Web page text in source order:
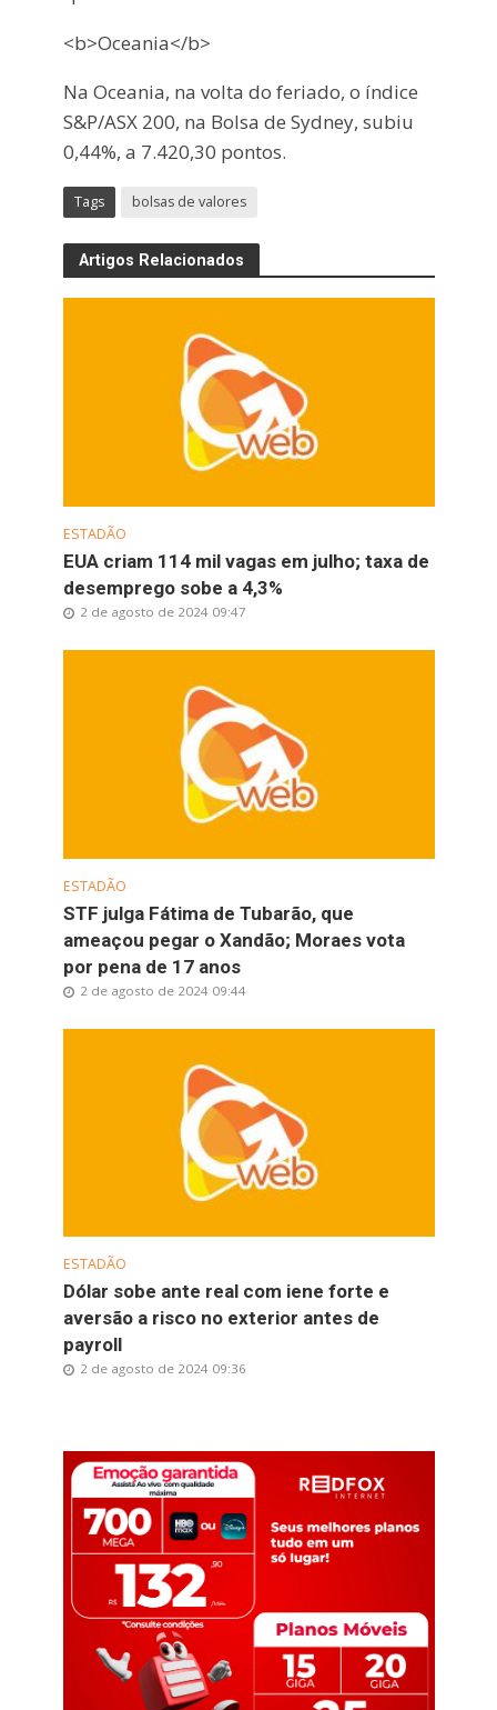
<b>Oceania</b>
Na Oceania, na volta do feriado, o índice
S&P/ASX 200, na Bolsa de Sydney, subiu
0,44%, a 7.420,30 pontos.
Tags bolsas de valores
Artigos Relacionados
ESTADÃO
EUA criam 114 mil vagas em julho; taxa de
desemprego sobe a 4,3%
2 de agosto de 2024 09:47
ESTADÃO
STF julga Fátima de Tubarão, que
ameaçou pegar o Xandão; Moraes vota
por pena de 17 anos
2 de agosto de 2024 09:44
ESTADÃO
Dólar sobe ante real com iene forte e
aversão a risco no exterior antes de
payroll
2 de agosto de 2024 09:36